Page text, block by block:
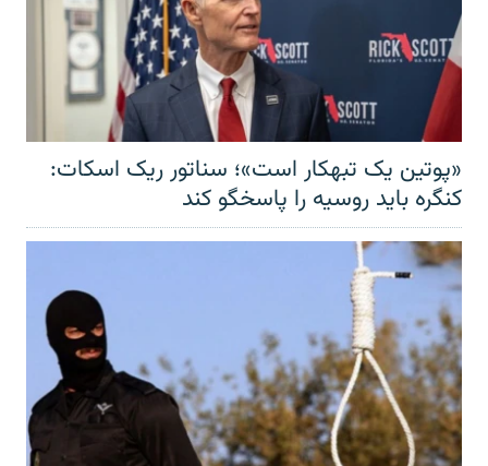
«پوتین یک تبهکار است»؛ سناتور ریک اسکات:
کنگره باید روسیه را پاسخگو کند